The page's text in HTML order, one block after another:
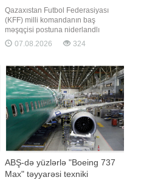
olundu
Qazaxıstan Futbol Federasiyası
(KFF) milli komandanın baş
məşqçisi postuna niderlandlı
mütəxəssis Con van't Sxipi
gətirməklə bağlı yekun razılıq əldə
nin rəsmi saytı məlumat yayıb.
Mütəxəssisin bu vəzifəyə təyinatı
qurumun nizamnaməsinə əsasən,
KFF İcraiyyə Komitəsini
07.08.2026 324
ABŞ-də yüzlərlə "Boeing 737
Max" təyyarəsi texniki